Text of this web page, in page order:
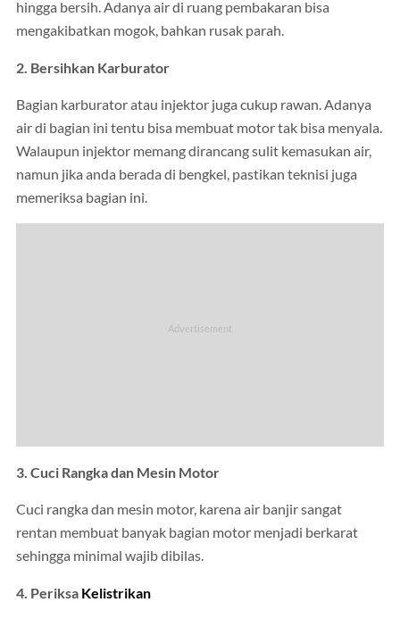
hingga bersih. Adanya air di ruang pembakaran bisa
mengakibatkan mogok, bahkan rusak parah.
2. Bersihkan Karburator
Bagian karburator atau injektor juga cukup rawan. Adanya
air di bagian ini tentu bisa membuat motor tak bisa menyala.
Walaupun injektor memang dirancang sulit kemasukan air,
namun jika anda berada di bengkel, pastikan teknisi juga
memeriksa bagian ini.
3. Cuci Rangka dan Mesin Motor
Cuci rangka dan mesin motor, karena air banjir sangat
rentan membuat banyak bagian motor menjadi berkarat
sehingga minimal wajib dibilas.
4. Periksa Kelistrikan